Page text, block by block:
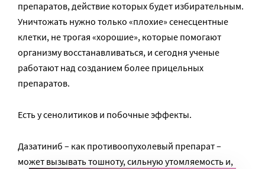
препаратов, действие которых будет избирательным.
Уничтожать нужно только «плохие» сенесцентные
клетки, не трогая «хорошие», которые помогают
организму восстанавливаться, и сегодня ученые
работают над созданием более прицельных
препаратов.
Есть у сенолитиков и побочные эффекты.
Дазатиниб – как противоопухолевый препарат –
может вызывать тошноту, сильную утомляемость и,